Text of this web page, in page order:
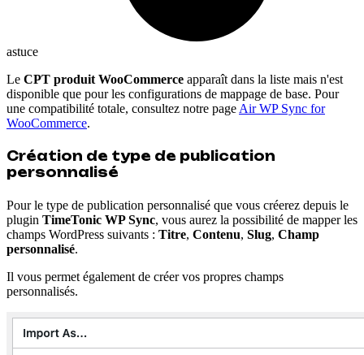
astuce
Le CPT produit WooCommerce apparaît dans la liste mais n'est
disponible que pour les configurations de mappage de base. Pour
une compatibilité totale, consultez notre page Air WP Sync for
WooCommerce.
Création de type de publication
personnalisé
Pour le type de publication personnalisé que vous créerez depuis le
plugin TimeTonic WP Sync, vous aurez la possibilité de mapper les
champs WordPress suivants : Titre, Contenu, Slug, Champ
personnalisé.
Il vous permet également de créer vos propres champs
personnalisés.